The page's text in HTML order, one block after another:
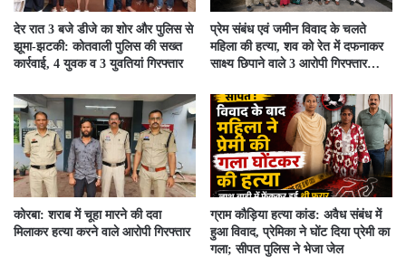
देर रात 3 बजे डीजे का शोर और पुलिस से
झूमा-झटकी: कोतवाली पुलिस की सख्त
कार्रवाई, 4 युवक व 3 युवतियां गिरफ्तार
प्रेम संबंध एवं जमीन विवाद के चलते
महिला की हत्या, शव को रेत में दफनाकर
साक्ष्य छिपाने वाले 3 आरोपी गिरफ्तार…
कोरबा: शराब में चूहा मारने की दवा
मिलाकर हत्या करने वाले आरोपी गिरफ्तार
ग्राम कौड़िया हत्या कांड: अवैध संबंध में
हुआ विवाद, प्रेमिका ने घोंट दिया प्रेमी का
गला; सीपत पुलिस ने भेजा जेल